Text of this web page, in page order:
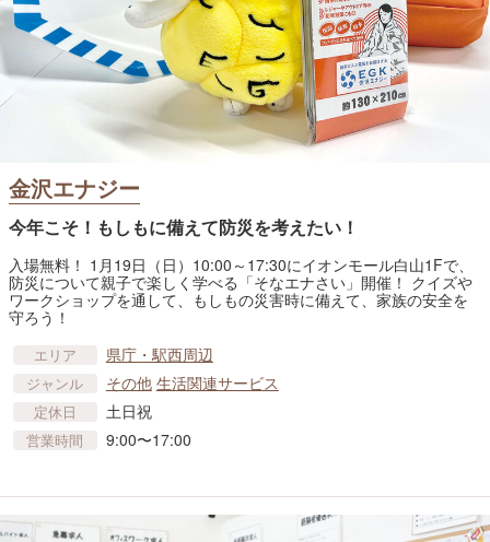
金沢エナジー
今年こそ！もしもに備えて防災を考えたい！
入場無料！ 1月19日（日）10:00～17:30にイオンモール白山1Fで、
防災について親子で楽しく学べる「そなエナさい」開催！ クイズや
ワークショップを通して、もしもの災害時に備えて、家族の安全を
守ろう！
エリア 県庁・駅西周辺
ジャンル その他 生活関連サービス
定休日 土日祝
営業時間 9:00〜17:00